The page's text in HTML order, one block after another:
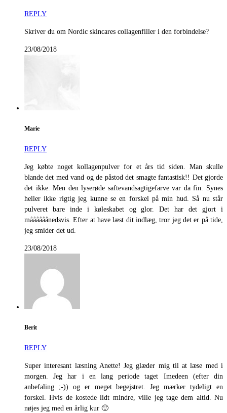
REPLY
Skriver du om Nordic skincares collagenfiller i den forbindelse?
23/08/2018
Marie
REPLY
Jeg købte noget kollagenpulver for et års tid siden. Man skulle
blande det med vand og de påstod det smagte fantastisk!! Det gjorde
det ikke. Men den lyserøde saftevandsagtigefarve var da fin. Synes
heller ikke rigtig jeg kunne se en forskel på min hud. Så nu står
pulveret bare inde i køleskabet og glor. Det har det gjort i
måååååånedsvis. Efter at have læst dit indlæg, tror jeg det er på tide,
jeg smider det ud.
23/08/2018
Berit
REPLY
Super interesant læsning Anette! Jeg glæder mig til at læse med i
morgen. Jeg har i en lang periode taget Imedeen (efter din
anbefaling ;-)) og er meget begejstret. Jeg mærker tydeligt en
forskel. Hvis de kostede lidt mindre, ville jeg tage dem altid. Nu
nøjes jeg med en årlig kur 🙂